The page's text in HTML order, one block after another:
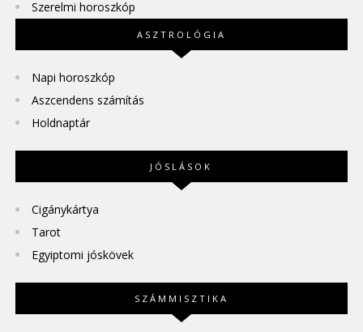
Szerelmi horoszkóp
ASZTROLÓGIA
Napi horoszkóp
Aszcendens számítás
Holdnaptár
JÓSLÁSOK
Cigánykártya
Tarot
Egyiptomi jóskövek
SZÁMMISZTIKA